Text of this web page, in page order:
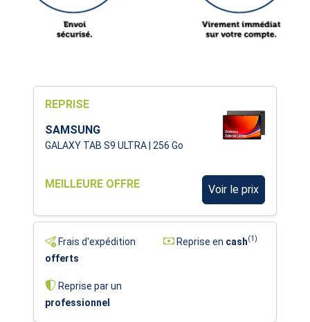
REPRISE
SAMSUNG
GALAXY TAB S9 ULTRA | 256 Go
MEILLEURE OFFRE Voir le prix
Frais d'expédition
offerts
Reprise en cash(1)
Reprise par un
professionnel